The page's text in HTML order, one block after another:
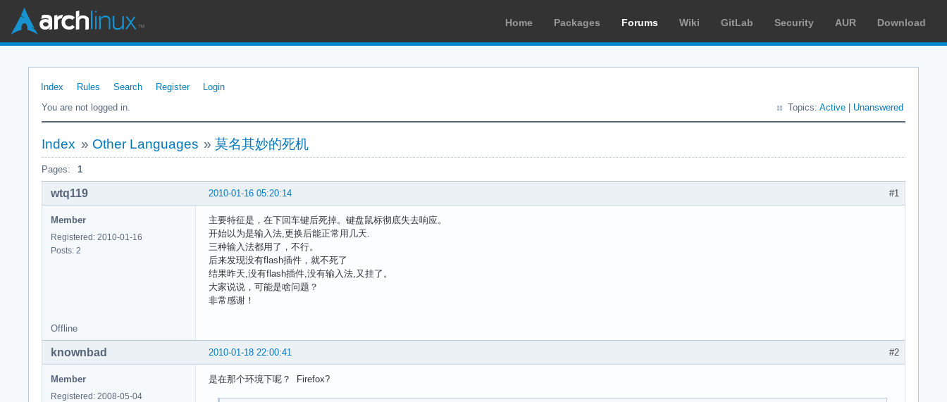
Home Packages Forums Wiki GitLab Security AUR Download
Index Rules Search Register
Login
You are not logged in.
Topics: Active Unanswered
Index » Other Languages »莫名其妙的死机
Pages: 1
#1
2010-01-16 05:20:14
wtq119
Member
Registered: 2010-01-16
Posts: 2
主要特征是，在下回车键后死掉。键盘鼠标彻底失去响应。
开始以为是输入法,更换后能正常用几天.
三种输入法都用了，不行。
后来发现没有flash插件，就不死了
结果昨天,没有flash插件,没有输入法,又挂了。
大家说说，可能是啥问题？
非常感谢！
Offline
#2
2010-01-18 22:00:41
knownbad
Member
Registered: 2008-05-04
是在那个环境下呢？ Firefox?